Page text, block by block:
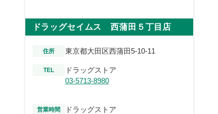
ドラッグセイムス 西蒲田５丁目店
住所 東京都大田区西蒲田5-10-11
TEL
ドラッグストア
03-5713-8980
営業時間
ドラッグストア